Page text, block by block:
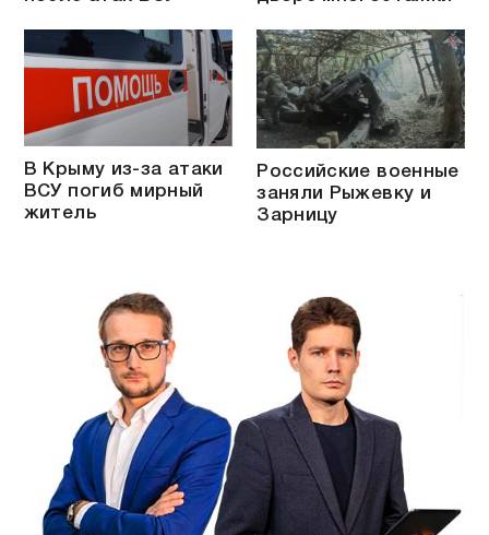
В Крыму из-за атаки
ВСУ погиб мирный
житель
Российские военные
заняли Рыжевку и
Зарницу